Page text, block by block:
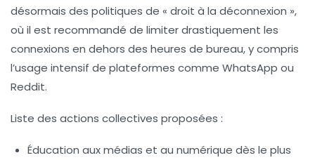
désormais des politiques de « droit à la déconnexion »,
où il est recommandé de limiter drastiquement les
connexions en dehors des heures de bureau, y compris
l’usage intensif de plateformes comme WhatsApp ou
Reddit.
Liste des actions collectives proposées :
Éducation aux médias et au numérique dès le plus